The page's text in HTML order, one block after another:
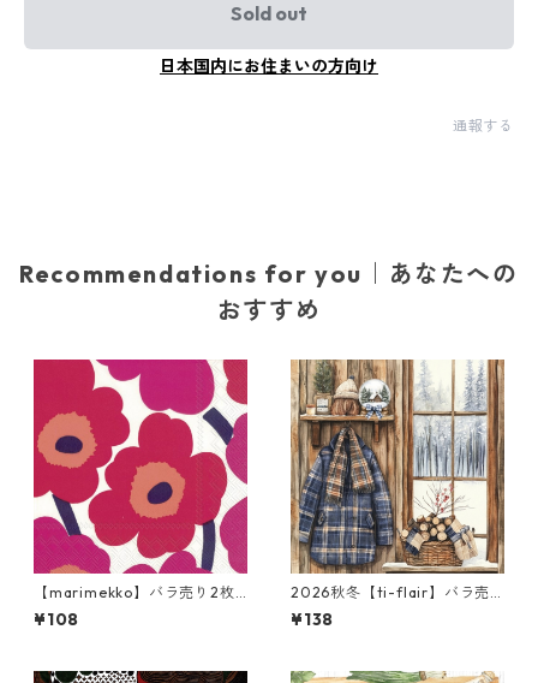
Sold out
日本国内にお住まいの方向け
通報する
Recommendations for you｜あなたへの
おすすめ
【marimekko】バラ売り2枚
カクテルサイズ ペーパーナプ
キン UNIKKO ホワイト×レッ
¥108
2026秋冬【ti-flair】バラ売
り2枚 ランチサイズ ペーパー
ナプキン Winter Lodge ブラ
¥138